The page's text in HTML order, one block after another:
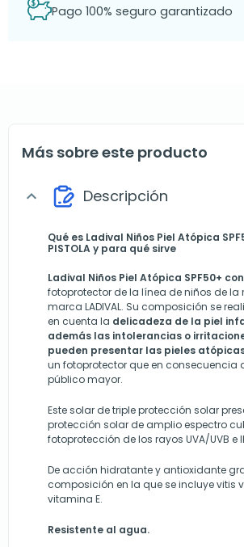
Pago 100% seguro garantizado
Más sobre este producto
expand_more Descripción
Qué es Ladival Niños Piel Atópica
PISTOLA y para qué sirve
Ladival Niños Piel Atópica SPF50+
fotoprotector de la línea de niños de la
marca LADIVAL. Su composición se
en cuenta la delicadeza de la piel
además las intolerancias o
pueden presentar las pieles
un fotoprotector que en consecuencia
público mayor.
Este solar de triple protección solar
protección solar de amplio espectro
fotoprotección de los rayos UVA/UVB e
De acción hidratante y antioxidante
composición en la que se incluye vitis
vitamina E.
Resistente al agua.